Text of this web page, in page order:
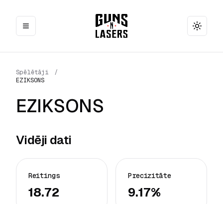
Toggle
Spēlētāji
/
EZIKSONS
EZIKSONS
Vidēji dati
Reitings
18.72
Precizitāte
9.17%